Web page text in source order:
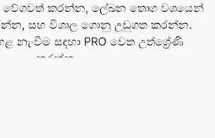
වේගවත් කරන්න, ලේඛන තොග වශයෙන්
සහ විශාල ගොනු උඩුගත කරන්න.
නැංවීම සඳහා PRO වෙත උත්ශ්‍රේණි
කරන්න.